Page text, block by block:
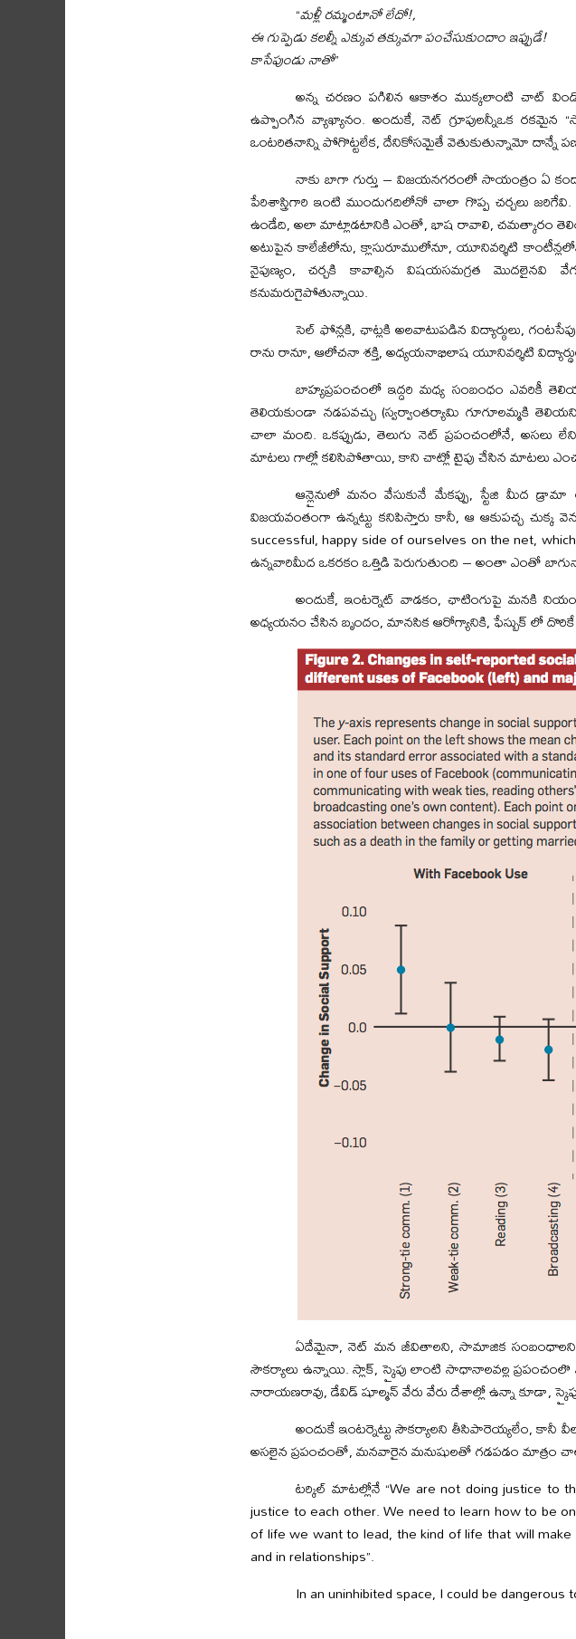
“మళ్లీ రమ్మంటానో లేదో!,
ఈ గుప్పెడు కలల్నీ ఎక్కువ తక్కువగా పంచేసుకుందాం ఇప్పుడే!
కాసేపుండు నాతో”
అన్న చరణం పగిలిన ఆకాశం ముక్కలాంటి చాట్
ఉప్పొంగిన వ్యాఖ్యానం. అందుకే, నెట్ గ్రూపులన్నీఒక
ఒంటరితనాన్ని పోగొట్టలేక, దేనికోసమైతే వెతుకుతున్నామో దాన్నే
నాకు బాగా గుర్తు – విజయనగరంలో సాయంత్రం ఏ
పేరిశాస్త్రిగారి ఇంటి ముందుగదిలోనో చాలా గొప్ప చర్చలు
ఉండేది, అలా మాట్లాడటానికి ఎంతో, భాష రావాలి, చమత్కారం
అటుపైన కాలేజీలోను, క్లాసురూములోనూ, యూనివర్శిటి
నైపుణ్యం, చర్చకి కావాల్సిన విషయసమగ్రత
కనుమరుగైపోతున్నాయి.
సెల్ ఫోన్లకి, ఛాట్లకి అలవాటుపడిన విద్యార్ఠులు,
రాను రానూ, ఆలోచనా శక్తి, అధ్యయనాభిలాష యూనివర్శిటి
బాహ్యప్రపంచంలో ఇద్దరి మధ్య సంబంధం ఎవరికీ
తెలియకుండా నడపవచ్చు (స్వర్వాంతర్యామి గూగూలమ్మకి
చాలా మంది. ఒకప్పుడు, తెలుగు నెట్ ప్రపంచంలోనే, అసలు
మాటలు గాల్లో కలిసిపోతాయి, కాని చాట్లో టైపు చేసిన మాటలు
ఆన్లైనులో మనం వేసుకునే మేకప్పు, స్టేజి మీద
విజయవంతంగా ఉన్నట్టు కనిపిస్తారు కానీ, ఆ ఆకుపచ్చ
successful, happy side of ourselves on the net,
ఉన్నవారిమీద ఒకరకం ఒత్తిడి పెరుగుతుంది – అంతా ఎంతో
అందుకే, ఇంటర్నెట్ వాడకం, ఛాటింగుపై మనకి
అధ్యయనం చేసిన బృందం, మానసిక ఆరోగ్యానికి, ఫేస్బుక్ లో
ఏదేమైనా, నెట్ మన జీవితాలని, సామాజిక సంబంధాలని
సౌకర్యాలు ఉన్నాయి. స్లాక్, స్కైపు లాంటి సాధానాలవల్ల
నారాయణరావు, డేవిడ్ షూల్మన్ వేరు వేరు దేశాల్లో ఉన్నా కూడా,
అందుకే ఇంటర్నెట్టు సౌకర్యాలని తీసిపారెయ్యలేం, కానీ
అసలైన ప్రపంచంతో, మనవారైన మనుషులతో గడపడం మాత్రం
టర్కిల్ మాటల్లోనే “We are not doing justice to
justice to each other. We need to learn how to be
of life we want to lead, the kind of life that will
and in relationships”.
In an uninhibited space, I could be